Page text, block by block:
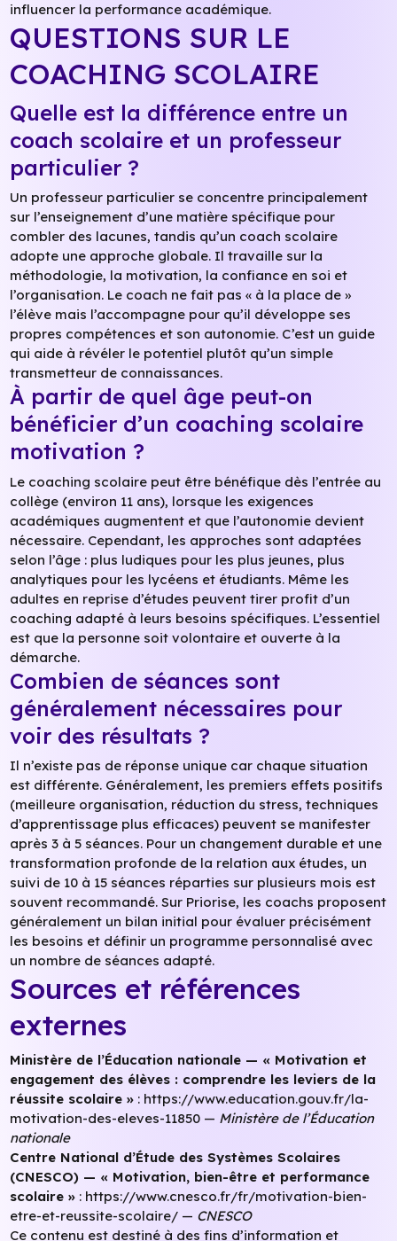
influencer la performance académique.
QUESTIONS SUR LE
COACHING SCOLAIRE
Quelle est la différence entre un
coach scolaire et un professeur
particulier ?
Un professeur particulier se concentre principalement
sur l’enseignement d’une matière spécifique pour
combler des lacunes, tandis qu’un coach scolaire
adopte une approche globale. Il travaille sur la
méthodologie, la motivation, la confiance en soi et
l’organisation. Le coach ne fait pas « à la place de »
l’élève mais l’accompagne pour qu’il développe ses
propres compétences et son autonomie. C’est un guide
qui aide à révéler le potentiel plutôt qu’un simple
transmetteur de connaissances.
À partir de quel âge peut-on
bénéficier d’un coaching scolaire
motivation ?
Le coaching scolaire peut être bénéfique dès l’entrée au
collège (environ 11 ans), lorsque les exigences
académiques augmentent et que l’autonomie devient
nécessaire. Cependant, les approches sont adaptées
selon l’âge : plus ludiques pour les plus jeunes, plus
analytiques pour les lycéens et étudiants. Même les
adultes en reprise d’études peuvent tirer profit d’un
coaching adapté à leurs besoins spécifiques. L’essentiel
est que la personne soit volontaire et ouverte à la
démarche.
Combien de séances sont
généralement nécessaires pour
voir des résultats ?
Il n’existe pas de réponse unique car chaque situation
est différente. Généralement, les premiers effets positifs
(meilleure organisation, réduction du stress, techniques
d’apprentissage plus efficaces) peuvent se manifester
après 3 à 5 séances. Pour un changement durable et une
transformation profonde de la relation aux études, un
suivi de 10 à 15 séances réparties sur plusieurs mois est
souvent recommandé. Sur Priorise, les coachs proposent
généralement un bilan initial pour évaluer précisément
les besoins et définir un programme personnalisé avec
un nombre de séances adapté.
Sources et références
externes
Ministère de l’Éducation nationale — « Motivation et
engagement des élèves : comprendre les leviers de la
réussite scolaire » : https://www.education.gouv.fr/la-
motivation-des-eleves-11850 — Ministère de l’Éducation
nationale
Centre National d’Étude des Systèmes Scolaires
(CNESCO) — « Motivation, bien-être et performance
scolaire » : https://www.cnesco.fr/fr/motivation-bien-
etre-et-reussite-scolaire/ — CNESCO
Ce contenu est destiné à des fins d’information et